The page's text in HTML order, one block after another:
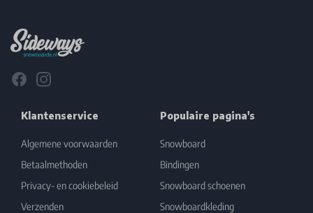
FacebookInstagram
Klantenservice
Algemene voorwaarden
Betaalmethoden
Privacy- en cookiebeleid
Verzenden
Populaire pagina's
Snowboard
Bindingen
Snowboard schoenen
Snowboardkleding